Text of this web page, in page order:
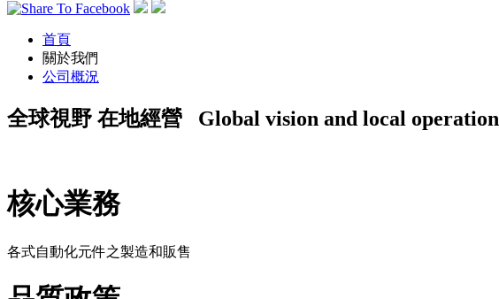
首頁
關於我們
公司概況
全球視野 在地經營 Global vision and local operation
核心業務
各式自動化元件之製造和販售